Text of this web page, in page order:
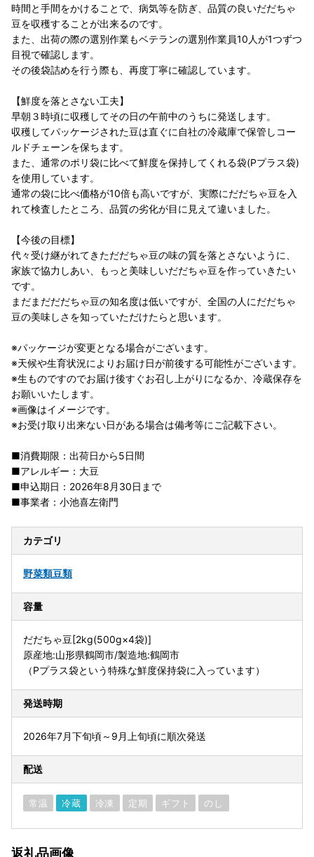
時間と手間をかけることで、病気等を防ぎ、品質の良いだだちゃ
豆を収穫することが出来るのです。
また、出荷の際の選別作業もベテランの選別作業員10人が1つずつ
目視で確認します。
その後袋詰めを行う際も、再度丁寧に確認しています。
【鮮度を落とさない工夫】
早朝３時頃に収穫してその日の午前中のうちに発送します。
収穫してパッケージされた豆は直ぐに自社の冷蔵庫で保管しコー
ルドチェーンを保ちます。
また、通常のポリ袋に比べて鮮度を保持してくれる袋(Pプラス袋)
を使用しています。
通常の袋に比べ価格が10倍も高いですが、実際にだだちゃ豆を入
れて検査したところ、品質の劣化が目に見えて違いました。
【今後の目標】
代々受け継がれてきただだちゃ豆の味の質を落とさないように、
家族で協力しあい、もっと美味しいだだちゃ豆を作っていきたい
です。
まだまだだだちゃ豆の知名度は低いですが、全国の人にだだちゃ
豆の美味しさを知っていただけたらと思います。
※パッケージが変更となる場合がございます。
※天候や生育状況によりお届け日が前後する可能性がございます。
※生ものですのでお届け後すぐお召し上がりになるか、冷蔵保存を
お願いいたします。
※画像はイメージです。
※お受け取り出来ない日がある場合は備考等にご記載下さい。
■消費期限：出荷日から5日間
■アレルギー：大豆
■申込期日：2026年8月30日まで
■事業者：小池喜左衛門
カテゴリ
野菜類豆類
容量
だだちゃ豆[2kg(500g×4袋)]
原産地:山形県鶴岡市/製造地:鶴岡市
（Pプラス袋という特殊な鮮度保持袋に入っています）
発送時期
2026年7月下旬頃～9月上旬頃に順次発送
配送
常温 冷蔵 冷凍 定期 ギフト のし
返礼品画像